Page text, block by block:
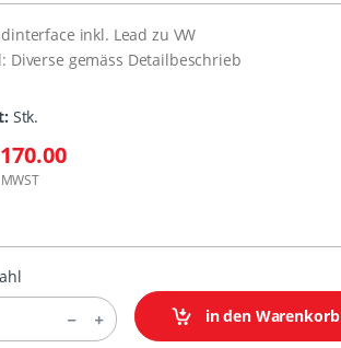
inkl. Lead zu VW
Diverse gemäss Detailbeschrieb
Stk.
in den Warenkorb